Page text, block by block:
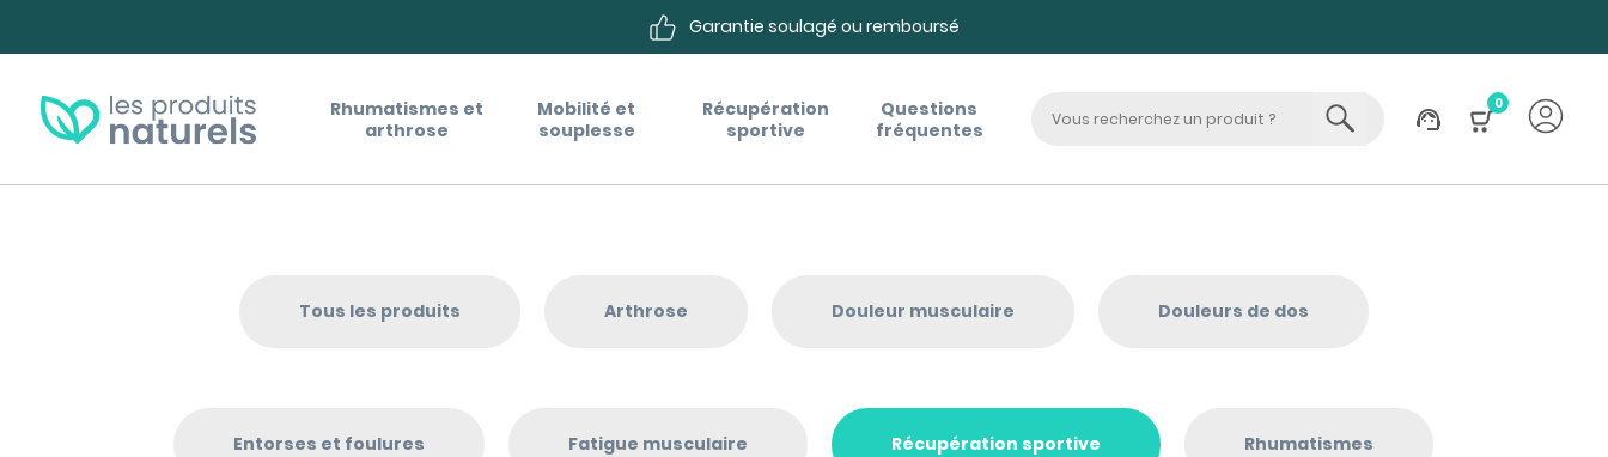
Garantie soulagé ou remboursé
Rhumatismes et
arthrose
Mobilité et
souplesse
Récupération
sportive
Questions
fréquentes
0
Tous les produits Arthrose Douleur musculaire Douleurs de dos
Entorses et foulures Fatigue musculaire Récupération sportive Rhumatismes